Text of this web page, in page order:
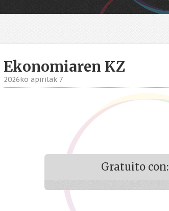
Ekonomiaren KZ
2026ko apirilak 7
Gratuito con: